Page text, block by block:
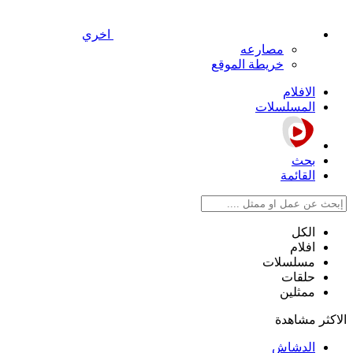
اخري
مصارعه
خريطة الموقع
الافلام
المسلسلات
بحث
القائمة
الكل
افلام
مسلسلات
حلقات
ممثلين
الاكثر مشاهدة
الدشاش